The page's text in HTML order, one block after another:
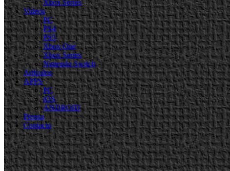
Xbox Series
Videos
PC
PS4
PS5
Xbox One
Xbox Series
Nintendo Switch
Artículos
APPS
PC
iOS
ANDROID
Prensa
Contacto